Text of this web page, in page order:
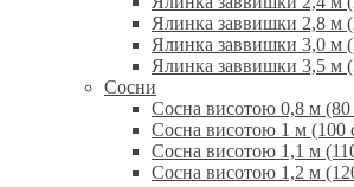
Ялинка заввишки 2,8 м
Ялинка заввишки 3,0 м
Ялинка заввишки 3,5 м
Сосни
Сосна висотою 0,8 м
Сосна висотою 1 м (100
Сосна висотою 1,1 м
Сосна висотою 1,2 м